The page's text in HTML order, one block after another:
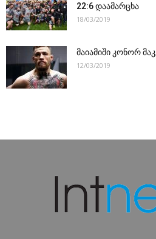
22:6 დაამარცხა
18/03/2019
მაიამიში კონორ
12/03/2019